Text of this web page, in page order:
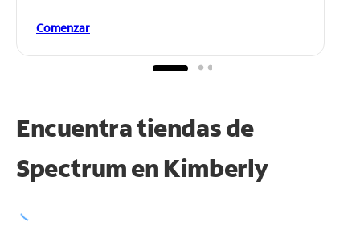
Comenzar
Encuentra tiendas de
Spectrum en Kimberly